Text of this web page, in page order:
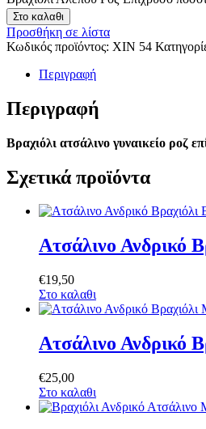
Στο καλαθι
Προσθήκη σε λίστα
Κωδικός προϊόντος: XIN 54
Περιγραφή
Περιγραφή
Βραχιόλι ατσάλινο γυναικείο ροζ
Σχετικά προϊόντα
Ατσάλινο Ανδρικό
€19,50
Στο καλαθι
Ατσάλινο Ανδρικό
€25,00
Στο καλαθι